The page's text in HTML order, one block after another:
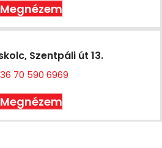
Megnézem
Szentpáli út 13.
70 590 6969
Megnézem